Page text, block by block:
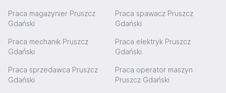
Praca magazynier Pruszcz
Gdański
Praca spawacz Pruszcz
Gdański
Praca mechanik Pruszcz
Gdański
Praca elektryk Pruszcz
Gdański
Praca sprzedawca Pruszcz
Gdański
Praca operator maszyn
Pruszcz Gdański